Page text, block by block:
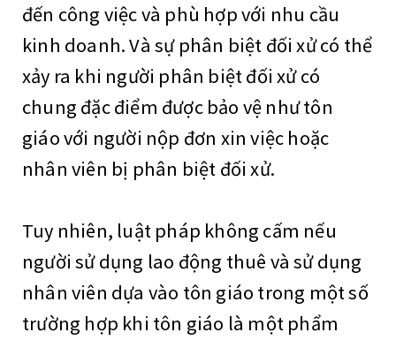
đến công việc và phù hợp với nhu cầu
kinh doanh. Và sự phân biệt đối xử có thể
xảy ra khi người phân biệt đối xử có
chung đặc điểm được bảo vệ như tôn
giáo với người nộp đơn xin việc hoặc
nhân viên bị phân biệt đối xử.
Tuy nhiên, luật pháp không cấm nếu
người sử dụng lao động thuê và sử dụng
nhân viên dựa vào tôn giáo trong một số
trường hợp khi tôn giáo là một phẩm